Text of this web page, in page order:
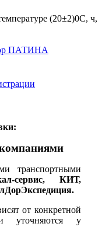
(20±2)0С, ч,
ПАТИНА
транспортными
сервис, КИТ,
от конкретной
уточняются у